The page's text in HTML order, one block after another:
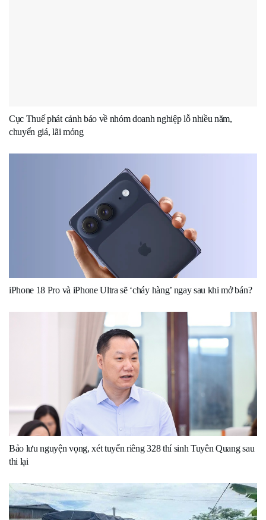
Cục Thuế phát cảnh báo về nhóm doanh nghiệp lỗ nhiều năm,
chuyển giá, lãi mỏng
iPhone 18 Pro và iPhone Ultra sẽ ‘cháy hàng’ ngay sau khi mở bán?
Bảo lưu nguyện vọng, xét tuyển riêng 328 thí sinh Tuyên Quang sau
thi lại